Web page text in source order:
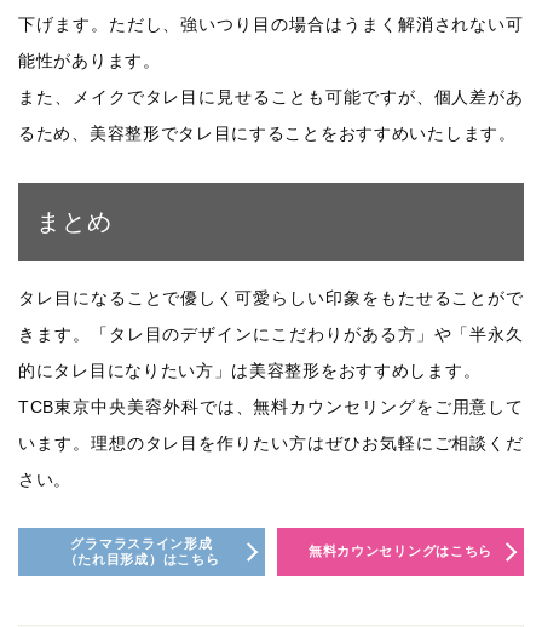
下げます。ただし、強いつり目の場合はうまく解消されない可
能性があります。
また、メイクでタレ目に見せることも可能ですが、個人差があ
るため、美容整形でタレ目にすることをおすすめいたします。
まとめ
タレ目になることで優しく可愛らしい印象をもたせることがで
きます。「タレ目のデザインにこだわりがある方」や「半永久
的にタレ目になりたい方」は美容整形をおすすめします。
TCB東京中央美容外科では、無料カウンセリングをご用意して
います。理想のタレ目を作りたい方はぜひお気軽にご相談くだ
さい。
グラマラスライン形成
（たれ目形成）はこちら
無料カウンセリングはこちら